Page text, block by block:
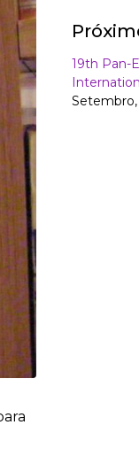
19th Pan-